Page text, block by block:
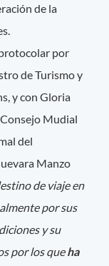
de la
por
de Turismo y
y con Gloria
Mudial
del
Manzo
de viaje en
por sus
y su
por los queha